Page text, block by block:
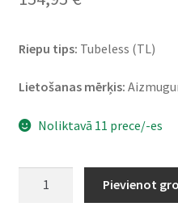
Riepu tips: Tubeless (TL)
Lietošanas mērķis:
Noliktavā 11 prece/-es
Pievienot